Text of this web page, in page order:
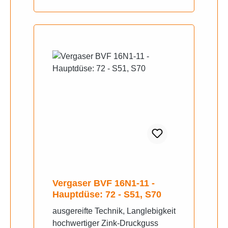
Vergaser BVF 16N1-11 -
Hauptdüse: 72 - S51, S70
ausgereifte Technik, Langlebigkeit
hochwertiger Zink-Druckguss